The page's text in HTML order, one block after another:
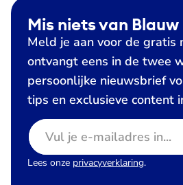
Mis niets van Blauw
Meld je aan voor de gratis
ontvangt eens in de twee
persoonlijke nieuwsbrief
tips en exclusieve content
E-mailadres
Lees onze privacyverklaring.